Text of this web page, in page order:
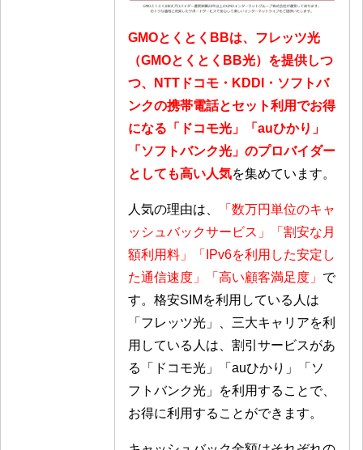
GMOとくとくBBは、フレッツ光
（GMOとくとくBB光）を提供しつ
つ、NTTドコモ・KDDI・ソフトバ
ンクの携帯電話とセット利用でお得
になる「ドコモ光」「auひかり」
「ソフトバンク光」のプロバイダー
としても高い人気を集めています。
人気の理由は、
「数万円単位のキャ
ッシュバックサービス」「割安な月
額利用料」「IPv6を利用した安定し
た通信速度」「高い顧客満足度」 で
す。格安SIMを利用している人は
「フレッツ光」、三大キャリアを利
用している人は、割引サービスがあ
る「ドコモ光」「auひかり」「ソ
フトバンク光」を利用することで、
お得に利用することができます。